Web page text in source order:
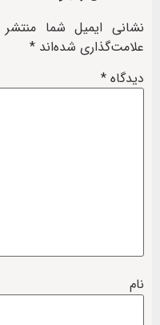
نشانی ایمیل شما
علامت‌گذاری شده‌اند *
دیدگاه *
نام